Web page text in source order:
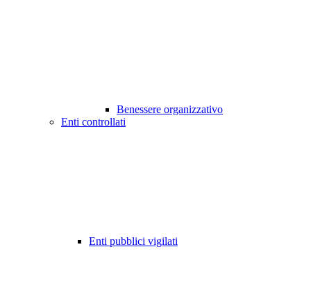
Benessere organizzativo
Enti controllati
Enti pubblici vigilati